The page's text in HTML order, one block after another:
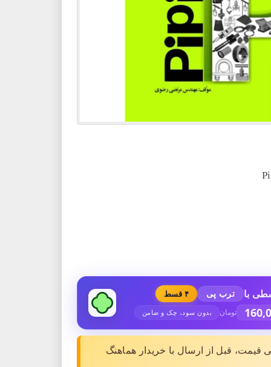
با ترب پی ۴ قسط
تومان بدون سود، چک و ضامن
قیمت، قبل از ارسال با خریدار هماهنگ